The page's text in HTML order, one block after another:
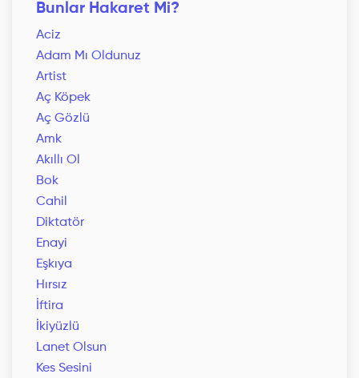
Bunlar Hakaret Mi?
Aciz
Adam Mı Oldunuz
Artist
Aç Köpek
Aç Gözlü
Amk
Akıllı Ol
Bok
Cahil
Diktatör
Enayi
Eşkıya
Hırsız
İftira
İkiyüzlü
Lanet Olsun
Kes Sesini